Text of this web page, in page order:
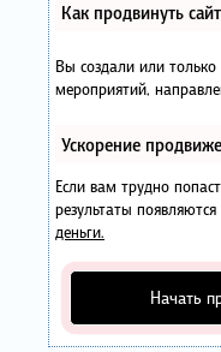
Как продвинуть
Вы создали или только
мероприятий,
Ускорение
Если вам трудно
результаты
деньги.
Начать